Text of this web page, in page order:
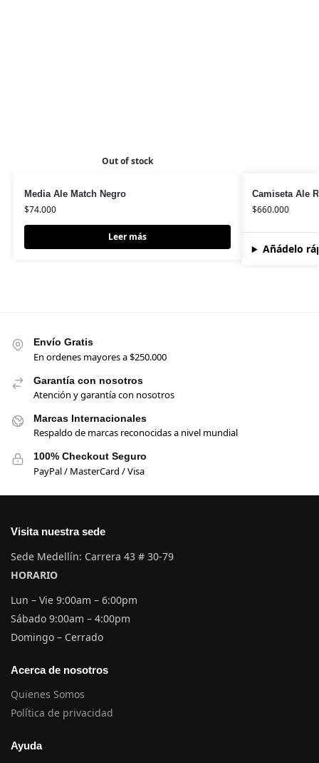
Out of stock
Media Ale Match Negro
$74.000
Leer más
Camiseta Ale
$660.000
Añádelo
Envío Gratis
En ordenes mayores a $250.000
Garantía con nosotros
Atención y garantía con nosotros
Marcas Internacionales
Respaldo de marcas reconocidas a nivel mundial
100% Checkout Seguro
PayPal / MasterCard / Visa
Visita nuestra sede
Sede Medellín: Carrera 43 # 30-79
HORARIO
Lun – Vie 9:00am – 6:00pm
Sábado 9:00am – 4:00pm
Domingo – Cerrado
Acerca de nosotros
Quienes Somos
Política de privacidad
Ayuda